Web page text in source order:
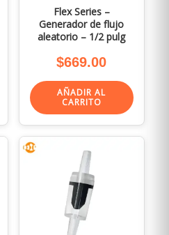
Flex Series –
Generador de flujo
aleatorio – 1/2 pulg
$669.00
AÑADIR AL
CARRITO